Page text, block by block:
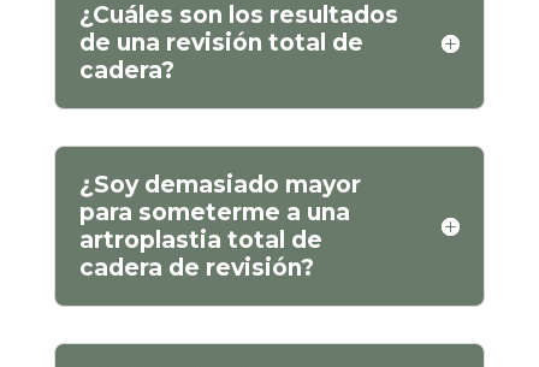
¿Cuáles son los resultados
de una revisión total de
cadera?
¿Soy demasiado mayor
para someterme a una
artroplastia total de
cadera de revisión?